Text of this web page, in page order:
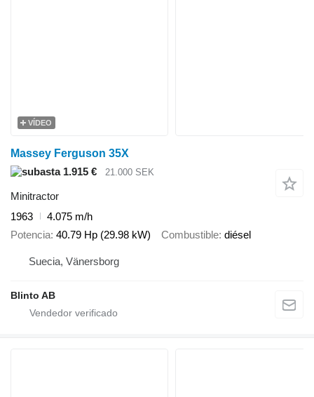
VÍDEO
Massey Ferguson 35X
1.915 €
21.000 SEK
Minitractor
1963
4.075 m/h
Potencia 40.79 Hp (29.98 kW) Combustible diésel
Suecia, Vänersborg
Blinto AB